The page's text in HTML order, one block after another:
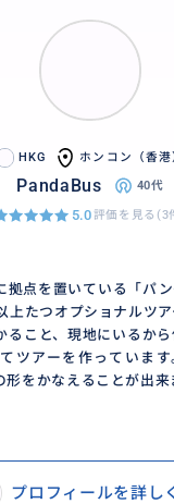
HKG ホンコン（香港
PandaBus 40代
5.0評価を見る(3
拠点を置いている「パン
上たつオプショナルツア
ること、現地にいるか
ツアーを作っていま
形をかなえることが出
プロフィールを詳し